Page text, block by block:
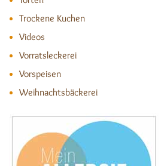
Trockene Kuchen
Videos
Vorratsleckerei
Vorspeisen
Weihnachtsbäckerei